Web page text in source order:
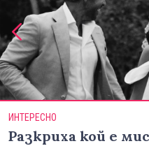
ИНТЕРЕСНО
Разкриха кой е